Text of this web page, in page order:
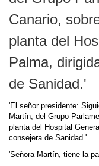
Canario,
planta del
Palma,
de Sanidad.'
'El señor presidente:
Martín, del Grupo
planta del Hospital
consejera de Sanidad.'
'Señora Martín, tiene la